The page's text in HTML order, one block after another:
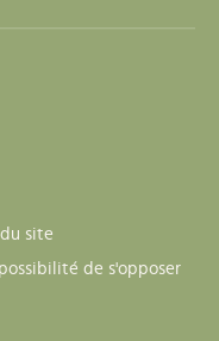
site
de s'opposer